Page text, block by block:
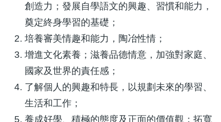
創造力；發展自學語文的興趣、習慣和能力，
奠定終身學習的基礎；
培養審美情趣和能力，陶冶性情；
增進文化素養；滋養品德情意，加強對家庭、
國家及世界的責任感；
了解個人的興趣和特長，以規劃未來的學習、
生活和工作；
養成好學、積極的態度及正面的價值觀；拓寬